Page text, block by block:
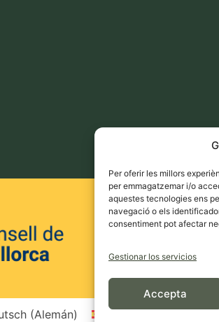
Per oferir les millors
per emmagatzemar i/o
aquestes tecnologies ens
navegació o els
consentiment pot afectar
Gestionar los servicios
Accepta
(Alemán) Español